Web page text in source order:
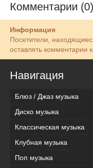
Комментарии (0)
Информация
Посетители,
оставлять комментарии
Навигация
Блюз / Джаз музыка
Диско музыка
Классическая музыка
Клубная музыка
Поп музыка